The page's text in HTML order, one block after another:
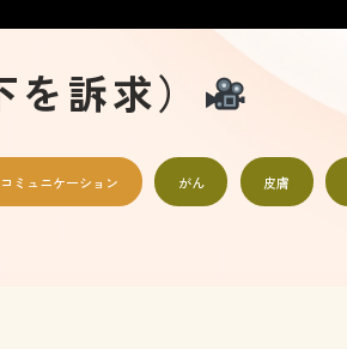
訴求）
ミュニケーション がん 皮膚